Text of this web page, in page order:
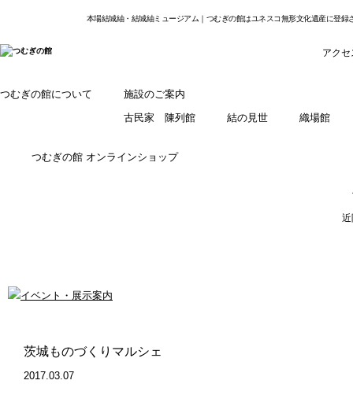
本場結城紬・結城紬ミュージアム｜つむぎの館はユネスコ無形文化遺産に登
アクセ
つむぎの館について
施設のご案内
古民家 陳列館
結の見世 織場館
つむぎの館 オンラインショップ
茨城ものづくりマルシェ
2017.03.07